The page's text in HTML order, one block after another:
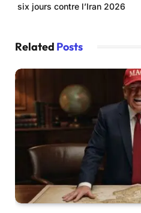
six jours contre l’Iran 2026
Related Posts